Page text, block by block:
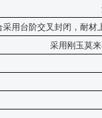
用台阶交叉封闭，耐
采用刚玉莫